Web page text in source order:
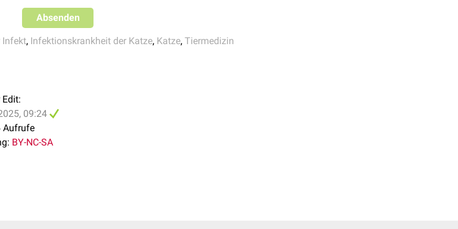
Absenden
Infekt, Infektionskrankheit der Katze, Katze, Tiermedizin
Edit:
09:24
Aufrufe
BY-NC-SA